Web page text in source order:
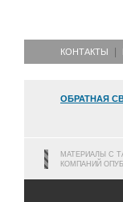
КОНТАКТЫ
ОБРАТНАЯ
МАТЕРИАЛЫ С
КОМПАНИЙ